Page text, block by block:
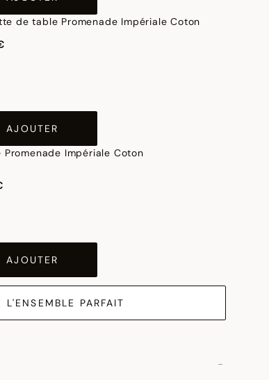
de table Promenade Impériale Coton
AJOUTER
Promenade Impériale Coton
AJOUTER
L'ENSEMBLE PARFAIT